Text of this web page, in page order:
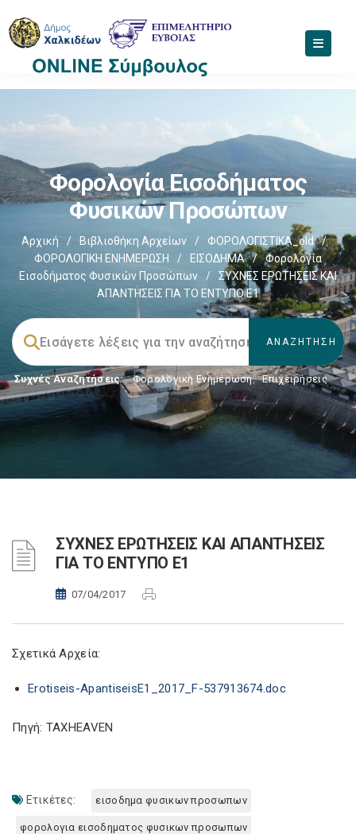
Φορολογία Εισοδήματος
Φυσικών Προσώπων
Αρχική / Βιβλιοθήκη Αρχείων / ΦΟΡΟΛΟΓΙΣΤΙΚΑ_old
/
ΦΟΡΟΛΟΓΙΚΗ ΕΝΗΜΕΡΩΣΗ
/ ΕΙΣΟΔΗΜΑ /
Φορολογία
Εισοδήματος Φυσικών Προσώπων
/
ΣΥΧΝΕΣ ΕΡΩΤΗΣΕΙΣ ΚΑΙ
ΑΠΑΝΤΗΣΕΙΣ ΓΙΑ ΤΟ ΕΝΤΥΠΟ Ε1
Συχνές Αναζητήσεις: Φορολογικη Ενημέρωση, Επιχειρήσεις
ΣΥΧΝΕΣ ΕΡΩΤΗΣΕΙΣ ΚΑΙ ΑΠΑΝΤΗΣΕΙΣ
ΓΙΑ ΤΟ ΕΝΤΥΠΟ Ε1
07/04/2017
Σχετικά Αρχεία:
Erotiseis-ApantiseisE1_2017_F-537913674.doc
Πηγή: TAXHEAVEN
Ετικέτες: εισοδημα φυσικων προσωπων
φορολογια εισοδηματος φυσικων προσωπων